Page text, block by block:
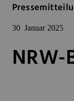
30 Januar 2025